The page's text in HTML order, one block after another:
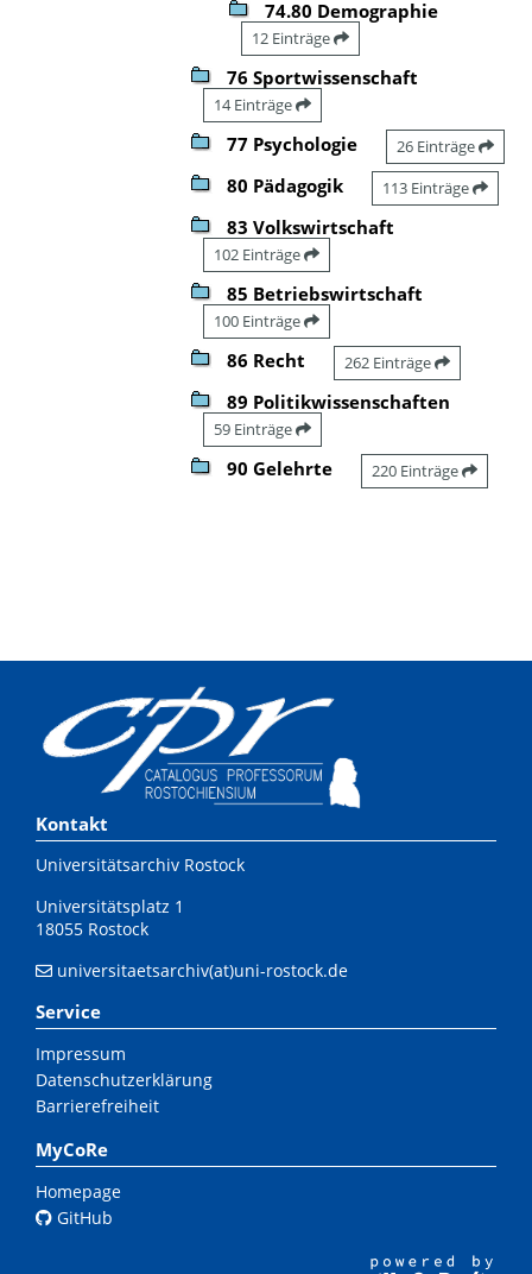
74.80 Demographie
12 Einträge
76 Sportwissenschaft
14 Einträge
77 Psychologie 26 Einträge
80 Pädagogik 113 Einträge
83 Volkswirtschaft
102 Einträge
85 Betriebswirtschaft
100 Einträge
86 Recht 262 Einträge
89 Politikwissenschaften
59 Einträge
90 Gelehrte 220 Einträge
Kontakt
Universitätsarchiv Rostock
Universitätsplatz 1
18055 Rostock
universitaetsarchiv(at)uni-rostock.de
Service
Impressum
Datenschutzerklärung
Barrierefreiheit
MyCoRe
Homepage
GitHub